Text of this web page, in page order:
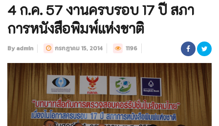
4 ก.ค. 57 งานครบรอบ 17 ปี สภา
การหนังสือพิมพ์แห่งชาติ
By admin กรกฎาคม 15, 2014 1196